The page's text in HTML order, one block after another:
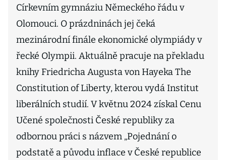
Církevním gymnáziu Německého řádu v
Olomouci. O prázdninách jej čeká
mezinárodní finále ekonomické olympiády v
řecké Olympii. Aktuálně pracuje na překladu
knihy Friedricha Augusta von Hayeka The
Constitution of Liberty, kterou vydá Institut
liberálních studií. V květnu 2024 získal Cenu
Učené společnosti České republiky za
odbornou práci s názvem „Pojednání o
podstatě a původu inflace v České republice